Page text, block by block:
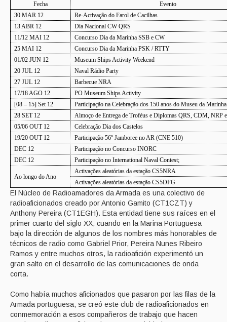
Fecha
Evento
30 MAR 12
Re-Activação do Farol de Cacilhas
13 ABR 12
Dia Nacional CW QRS
11/12 MAI 12
Concurso Dia da Marinha SSB e CW
25 MAI 12
Concurso Dia da Marinha PSK / RTTY
01/02 JUN 12
Museum Ships Activity Weekend
20 JUL 12
Naval Rádio Party
27 JUL 12
Barbecue NRA
17/18 AGO 12
PO Museum Ships Activity
[08 – 15] Set 12
Participação na Celebração dos 150 anos do Museu da Marinha
28 SET 12
Almoço de Entrega de Troféus e Diplomas QRS, CDM, NRP
05/06 OUT 12
Celebração Dia dos Castelos
19/20 OUT 12
Participação 56º Jamboree no AR (CNE 510)
DEC 12
Participação no Concurso INORC
DEC 12
Participação no International Naval Contest;
Ao longo do Ano
Activações aleatórias da estação CS5NRA
Activações aleatórias da estação CS5DFG
El Núcleo de Radioamadores da Armada es una colectivo de
radioaficionados creado por Antonio Gamito (CT1CZT) y
Anthony Pereira (CT1EGH). Esta entidad tiene sus raíces en el
primer cuarto del siglo XX, cuando en la Marina Portuguesa
bajo la dirección de algunos de los nombres más honorables de
técnicos de radio como Gabriel Prior, Pereira Nunes Ribeiro
Ramos y entre muchos otros, la radioafición experimentó un
gran salto en el desarrollo de las comunicaciones de onda
corta.
Como había muchos aficionados que pasaron por las filas de la
Armada portuguesa, se creó este club de radioaficionados en
conmemoración a esos compañeros de trabajo que hacen